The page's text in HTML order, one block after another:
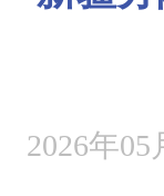
2026年05